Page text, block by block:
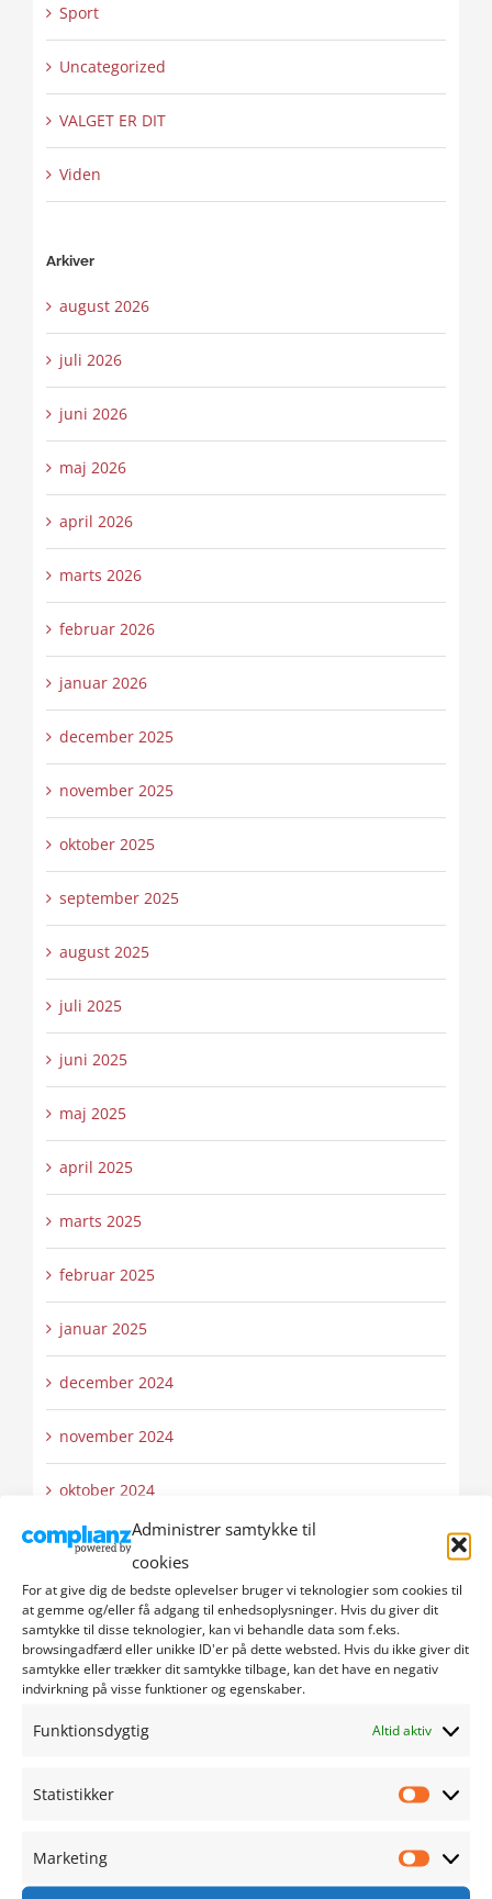
Administrer samtykke til
cookies
For at give dig de bedste oplevelser bruger vi teknologier som cookies til
at gemme og/eller få adgang til enhedsoplysninger. Hvis du giver dit
samtykke til disse teknologier, kan vi behandle data som f.eks.
browsingadfærd eller unikke ID'er på dette websted. Hvis du ikke giver dit
samtykke eller trækker dit samtykke tilbage, kan det have en negativ
indvirkning på visse funktioner og egenskaber.
Funktionsdygtig Altid aktiv
Statistikker
Marketing
Sport
Uncategorized
VALGET ER DIT
Viden
Arkiver
august 2026
juli 2026
juni 2026
maj 2026
april 2026
marts 2026
februar 2026
januar 2026
december 2025
november 2025
oktober 2025
september 2025
august 2025
juli 2025
juni 2025
maj 2025
april 2025
marts 2025
februar 2025
januar 2025
december 2024
november 2024
oktober 2024
september 2024
august 2024
juli 2024
marts 2024